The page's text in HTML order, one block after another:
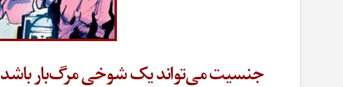
جنسیت می‌تواند یک شوخی مرگ‌بار باشد